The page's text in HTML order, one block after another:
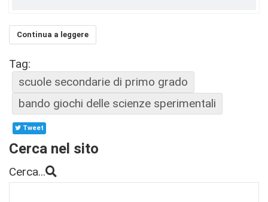
Continua a leggere
Tag:
scuole secondarie di primo grado
bando giochi delle scienze sperimentali
Tweet
Cerca nel sito
Cerca...